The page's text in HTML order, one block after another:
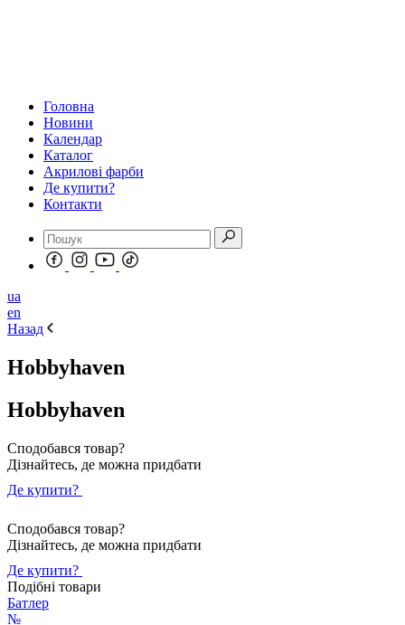
Головна
Новини
Календар
Каталог
Акрилові фарби
Де купити?
Контакти
ua
en
Назад
Hobbyhaven
Hobbyhaven
Сподобався товар?
Дізнайтесь, де можна придбати
Де купити?
Сподобався товар?
Дізнайтесь, де можна придбати
Де купити?
Подібні товари
Батлер
№